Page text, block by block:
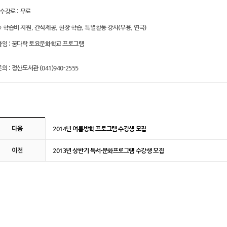
강료 : 무료
학습비 지원, 간식제공, 현장 학습, 특별활동 강사(무용, 연극)
임 : 꿈다락 토요문화학교 프로그램
의 : 정산도서관 (041)940-2555
이전 및 다음 링크
다음 2014년 여름방학 프로그램 수강생 모집
이전 2013년 상반기 독서·문화프로그램 수강생 모집